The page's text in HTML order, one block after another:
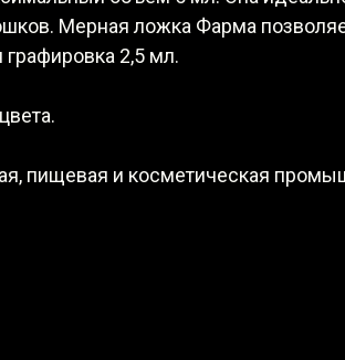
Мерная ложка Фарма
графировка 2,5 мл.
пищевая и косметическая